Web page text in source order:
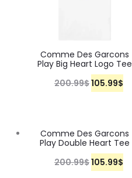
Comme Des Garcons
Play Big Heart Logo Tee
200.99$105.99$
47%
Comme Des Garcons
Play Double Heart Tee
200.99$105.99$